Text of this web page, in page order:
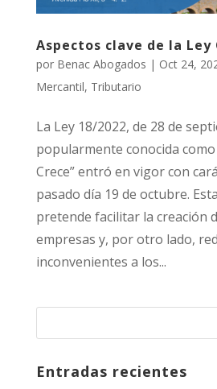
Aspectos clave de la Ley
por Benac Abogados | Oct 24,
Mercantil, Tributario
La Ley 18/2022, de 28 de
popularmente conocida como
Crece” entró en vigor con
pasado día 19 de octubre.
pretende facilitar la creación
empresas y, por otro lado,
inconvenientes a los...
Entradas recientes